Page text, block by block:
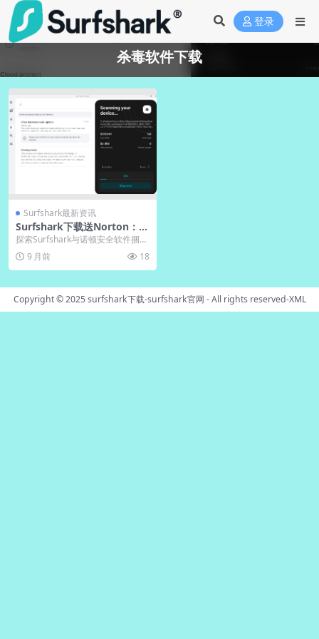
登录
杀毒软件下载
Surfshark最新资讯
Surfshark下载送Norton：中
文版电脑版捆绑杀毒领取
探索Surfshark与诺顿安全软件捆绑
套餐的完整优势，包括详细下载指
南与电脑版...
9 月前 18
Copyright © 2025surfshark下载-surfshark官网 - All rights reserved-XML